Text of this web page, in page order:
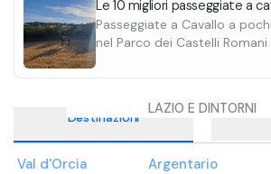
Le 10 migliori passeggiate a
Passeggiate a Cavallo a
nel Parco dei Castelli Romani
degustazione. Scoprile tutte.
LAZIO E DINTORNI
Destinazioni
Val d'Orcia Argentario